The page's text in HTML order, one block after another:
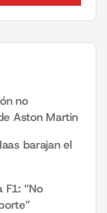
no
Aston Martin
barajan el
“No